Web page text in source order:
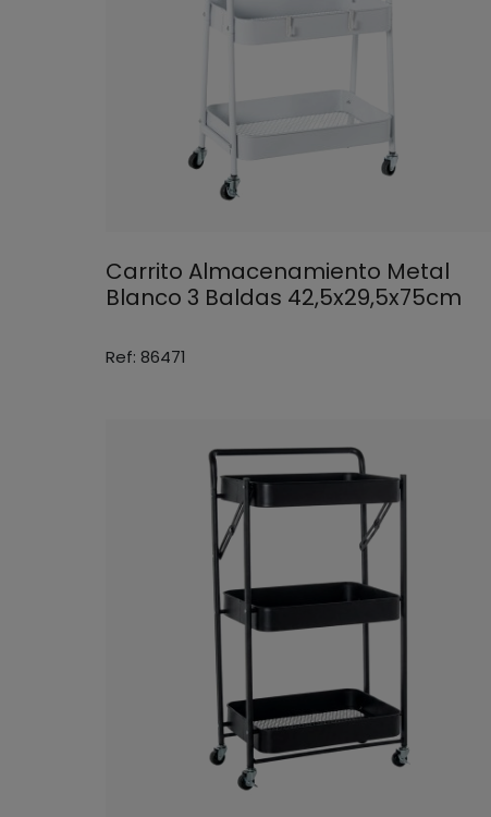
Carrito Almacenamiento Metal
Blanco 3 Baldas 42,5x29,5x75cm
Ref: 86471